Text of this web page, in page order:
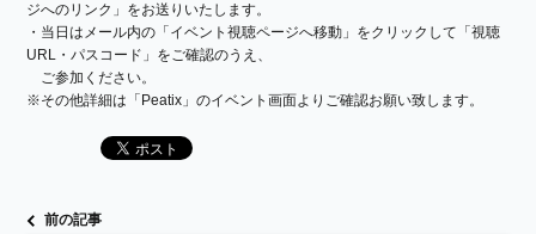
ジへのリンク」をお送りいたします。
・当日はメール内の「イベント視聴ページへ移動」をクリックして「視聴
URL・パスコード」をご確認のうえ、
ご参加ください。
※その他詳細は「Peatix」のイベント画面よりご確認お願い致します。
前の記事